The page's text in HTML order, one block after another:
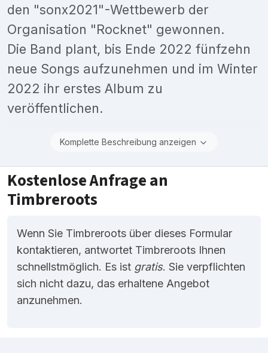
den "sonx2021"-Wettbewerb der
Organisation "Rocknet" gewonnen.
Die Band plant, bis Ende 2022 fünfzehn
neue Songs aufzunehmen und im Winter
2022 ihr erstes Album zu
veröffentlichen.
Komplette Beschreibung anzeigen
Kostenlose Anfrage an
Timbreroots
Wenn Sie Timbreroots über dieses Formular
kontaktieren, antwortet Timbreroots Ihnen
schnellstmöglich. Es ist gratis. Sie verpflichten
sich nicht dazu, das erhaltene Angebot
anzunehmen.